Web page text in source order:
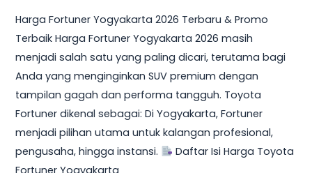
Harga Fortuner Yogyakarta 2026 Terbaru & Promo
Terbaik Harga Fortuner Yogyakarta 2026 masih
menjadi salah satu yang paling dicari, terutama bagi
Anda yang menginginkan SUV premium dengan
tampilan gagah dan performa tangguh. Toyota
Fortuner dikenal sebagai: Di Yogyakarta, Fortuner
menjadi pilihan utama untuk kalangan profesional,
pengusaha, hingga instansi.
Daftar Isi Harga Toyota
Terbaru:
Promo,
DP
Ringan
&
Cicilan
Mulai
10